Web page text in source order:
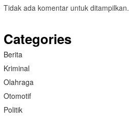
Tidak ada komentar untuk ditampilkan.
Categories
Berita
Kriminal
Olahraga
Otomotif
Politik